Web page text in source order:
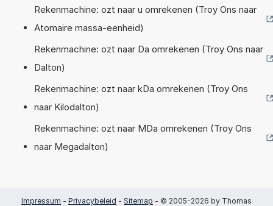
Rekenmachine: ozt naar u omrekenen (Troy Ons naar
Atomaire massa-eenheid)
Rekenmachine: ozt naar Da omrekenen (Troy Ons naar
Dalton)
Rekenmachine: ozt naar kDa omrekenen (Troy Ons
naar Kilodalton)
Rekenmachine: ozt naar MDa omrekenen (Troy Ons
naar Megadalton)
Impressum - Privacybeleid - Sitemap - © 2005-2026 by Thomas